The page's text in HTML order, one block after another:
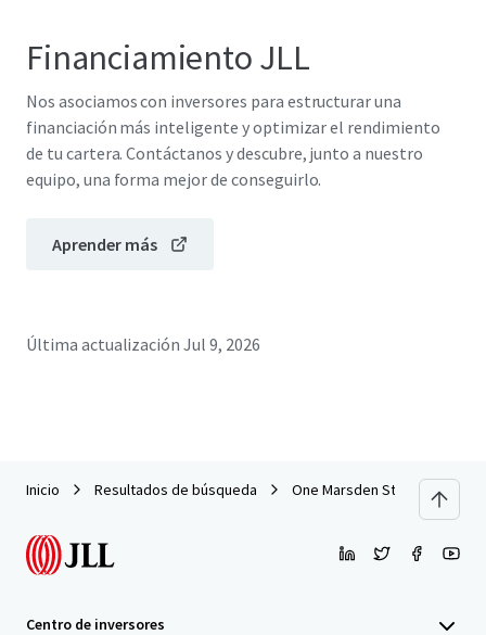
Financiamiento JLL
Nos asociamos con inversores para estructurar una
financiación más inteligente y optimizar el rendimiento
de tu cartera. Contáctanos y descubre, junto a nuestro
equipo, una forma mejor de conseguirlo.
Aprender más
Última actualización Jul 9, 2026
Inicio Resultados de búsqueda One Marsden Street
Centro de inversores